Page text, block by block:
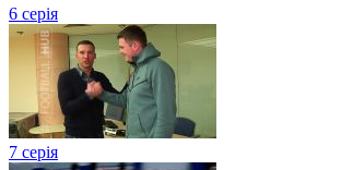
6 серія
7 серія